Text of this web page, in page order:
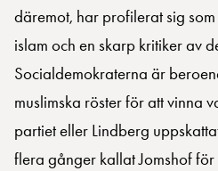
däremot, har profilerat sig
islam och en skarp kritiker av
Socialdemokraterna är
muslimska röster för att vinna
partiet eller Lindberg
flera gånger kallat Jomshof